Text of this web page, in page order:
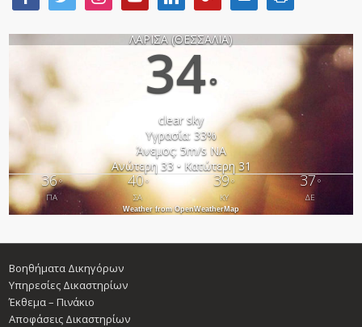
ΛΑΡΙΣΑ (ΘΕΣΣΑΛΙΑ)
34°
clear sky
Υγρασία: 33%
Άνεμος: 5m/s ΝΑ
Ανώτερη 33 • Κατώτερη 31
36°
ΠΑ
40°
ΣΑ
39°
ΚΥ
37°
ΔΕ
Weather from OpenWeatherMap
Βοηθήματα Δικηγόρων
Υπηρεσίες Δικαστηρίων
Έκθεμα – Πινάκιο
Αποφάσεις Δικαστηρίων